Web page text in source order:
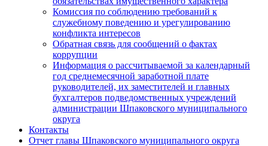
Комиссия по соблюдению требований к
служебному поведению и урегулированию
конфликта интересов
Обратная связь для сообщений о фактах
коррупции
Информация о рассчитываемой за календарный
год среднемесячной заработной плате
руководителей, их заместителей и главных
бухгалтеров подведомственных учреждений
администрации Шпаковского муниципального
округа
Контакты
Отчет главы Шпаковского муниципального округа